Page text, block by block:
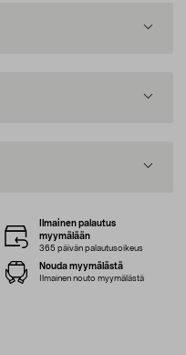
Ilmainen palautus
myymälään
365 päivän palautusoikeus
Nouda myymälästä
Ilmainen nouto myymälästä